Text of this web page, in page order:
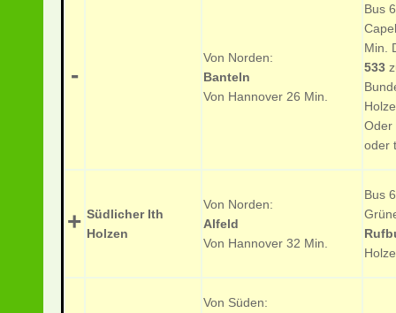
-
Von Norden:
Banteln
Von Hannover 26 Min.
Bus
Min.
533
Oder
oder
+ Südlicher Ith
Holzen
Von Norden:
Alfeld
Von Hannover 32 Min.
Bus
Von Süden: